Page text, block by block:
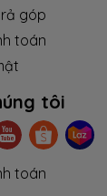
- 8GB
góp
toán
tôi
toán